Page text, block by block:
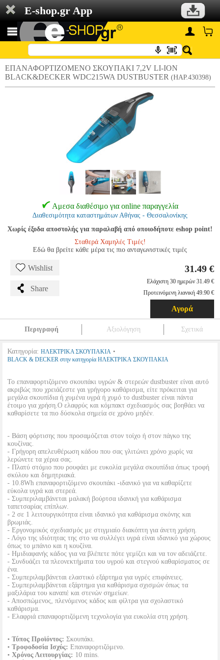
E-shop.gr App
ΕΠΑΝΑΦΟΡΤΙΖΟΜΕΝΟ ΣΚΟΥΠΑΚΙ 7,2V LI-ION
BLACK&DECKER WDC215WA DUSTBUSTER (HAP.430398)
Αμεσα διαθέσιμο για online παραγγελία
Διαθεσιμότητα καταστημάτων Αθήνας - Θεσσαλονίκης
Χωρίς έξοδα αποστολής για παραλαβή από οποιοδήποτε eshop point!
Σταθερά Χαμηλές Τιμές!
Εδώ θα βρείτε κάθε μέρα τις πιο ανταγωνιστικές τιμές
Wishlist
Share
31.49 €
Ελάχιστη 30 ημερών 31.49 €
Προτεινόμενη λιανική 49.90 €
Αγορά
Περιγραφή Αξιολόγηση Σχετικά
Κατηγορία: ΗΛΕΚΤΡΙΚΑ ΣΚΟΥΠΑΚΙΑ •
BLACK & DECKER στην κατηγορία ΗΛΕΚΤΡΙΚΑ ΣΚΟΥΠΑΚΙΑ
Το επαναφορτιζόμενο σκουπάκι υγρών & στερεών dustbuster είναι αυτό
ακριβώς που χρειάζεστε γαι γρήγορο καθάρισμα, είτε πρόκειται για
μεγάλα σκουπίδια ή χυμένα υγρά ή χυμό το dustbuster είναι πάντα
έτοιμο για χρήση.Ο ελαφρύς και κόμπακτ σχεδιασμός σας βοηθάει να
καθαρίσετε τα πιο δύσκολα σημεία σε χρόνο μηδέν.
- Βάση φόρτισης που προσαμόζεται στον τοίχο ή στον πάγκο της
κουζίνας.
- Γρήγορη απελευθέρωση κάδου που σας γλιτώνει χρόνο χωρίς να
λερώνετε τα χέρια σας.
- Πλατύ στόμιο που ρουφάει με ευκολία μεγάλα σκουπίδια όπως τροφή
σκύλου και δημητριακά.
- 10.8Wh επαναφορτιζόμενο σκουπάκι -ιδανικό για να καθαρίζετε
εύκολα υγρά και στερεά.
- Συμπεριλαμβάνεται μαλακή βούρτσα ιδανική για καθάρισμα
ταπετσαρίας επίπλων.
- 2 σε 1 λειτουργικότητα είναι ιδανικό για καθάρισμα σκόνης και
βρωμιάς.
- Εργονομικός σχεδιασμός με στιγμιαίο διακόπτη για άνετη χρήση.
- Λόγο της ιδιότητας της στο να συλλέγει υγρά είναι ιδανικό για χώρους
όπως το μπάνιο και η κουζίνα.
- Ημιδιαφανής κάδος για να βλέπετε πότε γεμίζει και να τον αδειάζετε.
- Συνδυάζει τα πλεονεκτήματα του υγρού και στεγνού καθαρίσματος σε
ένα.
- Συμπεριλαμβάνεται ελαστικό εξάρτημα για υγρές επιφάνειες.
- Συμπεριλαμβάνεται εξάρτημα για καθάρισμα σχισμών όπως τα
μαξιλάρια του καναπέ και στενών σημείων.
- Αποσπώμενος, πλενόμενος κάδος και φίλτρα για σχολαστικό
καθάρισμα.
- Ελαφριά επαναφορτιζόμενη τεχνολογία για ευκολία στη χρήση.
• Τύπος Προϊόντος: Σκουπάκι.
• Τροφοδοσία Ισχύς: Επαναφορτιζόμενο.
• Χρόνος Λειτουργίας: 10 mins.